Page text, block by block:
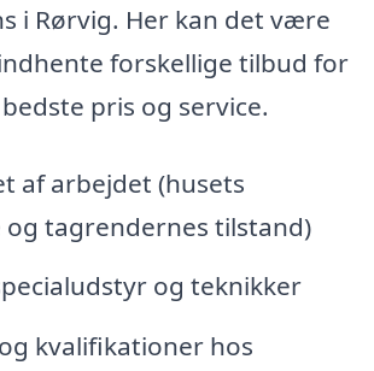
i Rørvig. Her kan det være
forskellige tilbud for
pris og service.
af arbejdet (husets
og tagrendernes tilstand)
og teknikker
kvalifikationer hos